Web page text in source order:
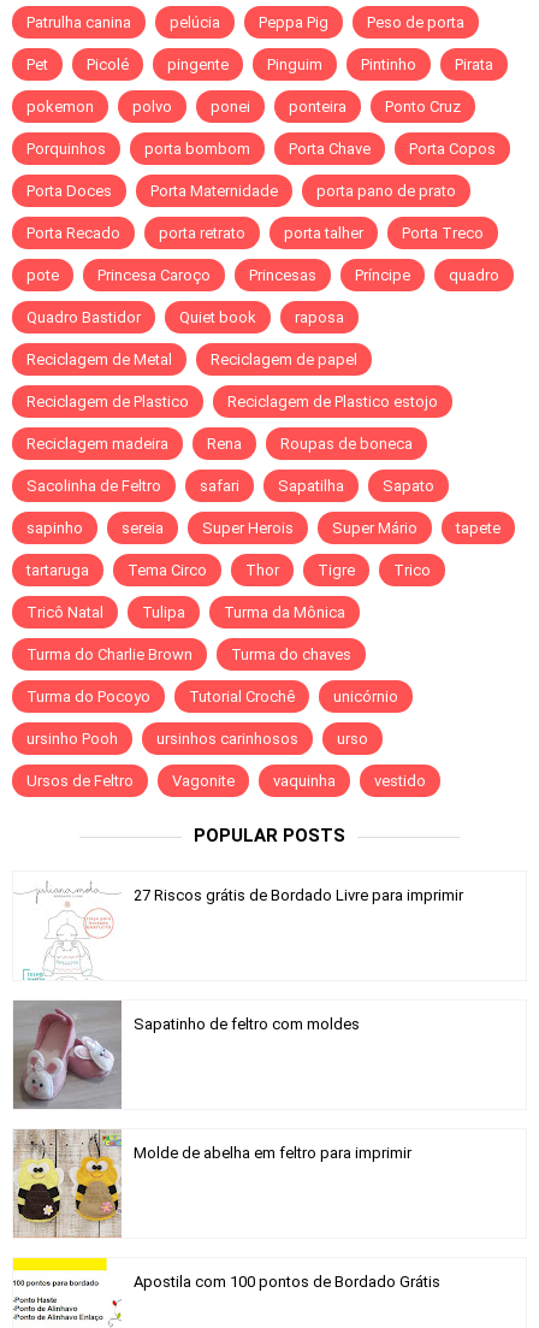
Patrulha canina pelúcia Peppa Pig Peso de porta
Pet Picolé pingente Pinguim Pintinho Pirata
pokemon polvo ponei ponteira Ponto Cruz
Porquinhos porta bombom Porta Chave Porta Copos
Porta Doces Porta Maternidade porta pano de prato
Porta Recado porta retrato porta talher Porta Treco
pote Princesa Caroço Princesas Príncipe quadro
Quadro Bastidor Quiet book raposa
Reciclagem de Metal Reciclagem de papel
Reciclagem de Plastico Reciclagem de Plastico estojo
Reciclagem madeira Rena Roupas de boneca
Sacolinha de Feltro safari Sapatilha Sapato
sapinho sereia Super Herois Super Mário tapete
tartaruga Tema Circo Thor Tigre Trico
Tricô Natal Tulipa Turma da Mônica
Turma do Charlie Brown Turma do chaves
Turma do Pocoyo Tutorial Crochê unicórnio
ursinho Pooh ursinhos carinhosos urso
Ursos de Feltro Vagonite vaquinha vestido
POPULAR POSTS
27 Riscos grátis de Bordado Livre para imprimir
Sapatinho de feltro com moldes
Molde de abelha em feltro para imprimir
Apostila com 100 pontos de Bordado Grátis